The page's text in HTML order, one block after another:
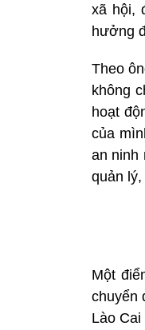
xã hội,
hưởng
Theo
không
hoạt
của
an ninh
quản
Một
chuyển
Lào